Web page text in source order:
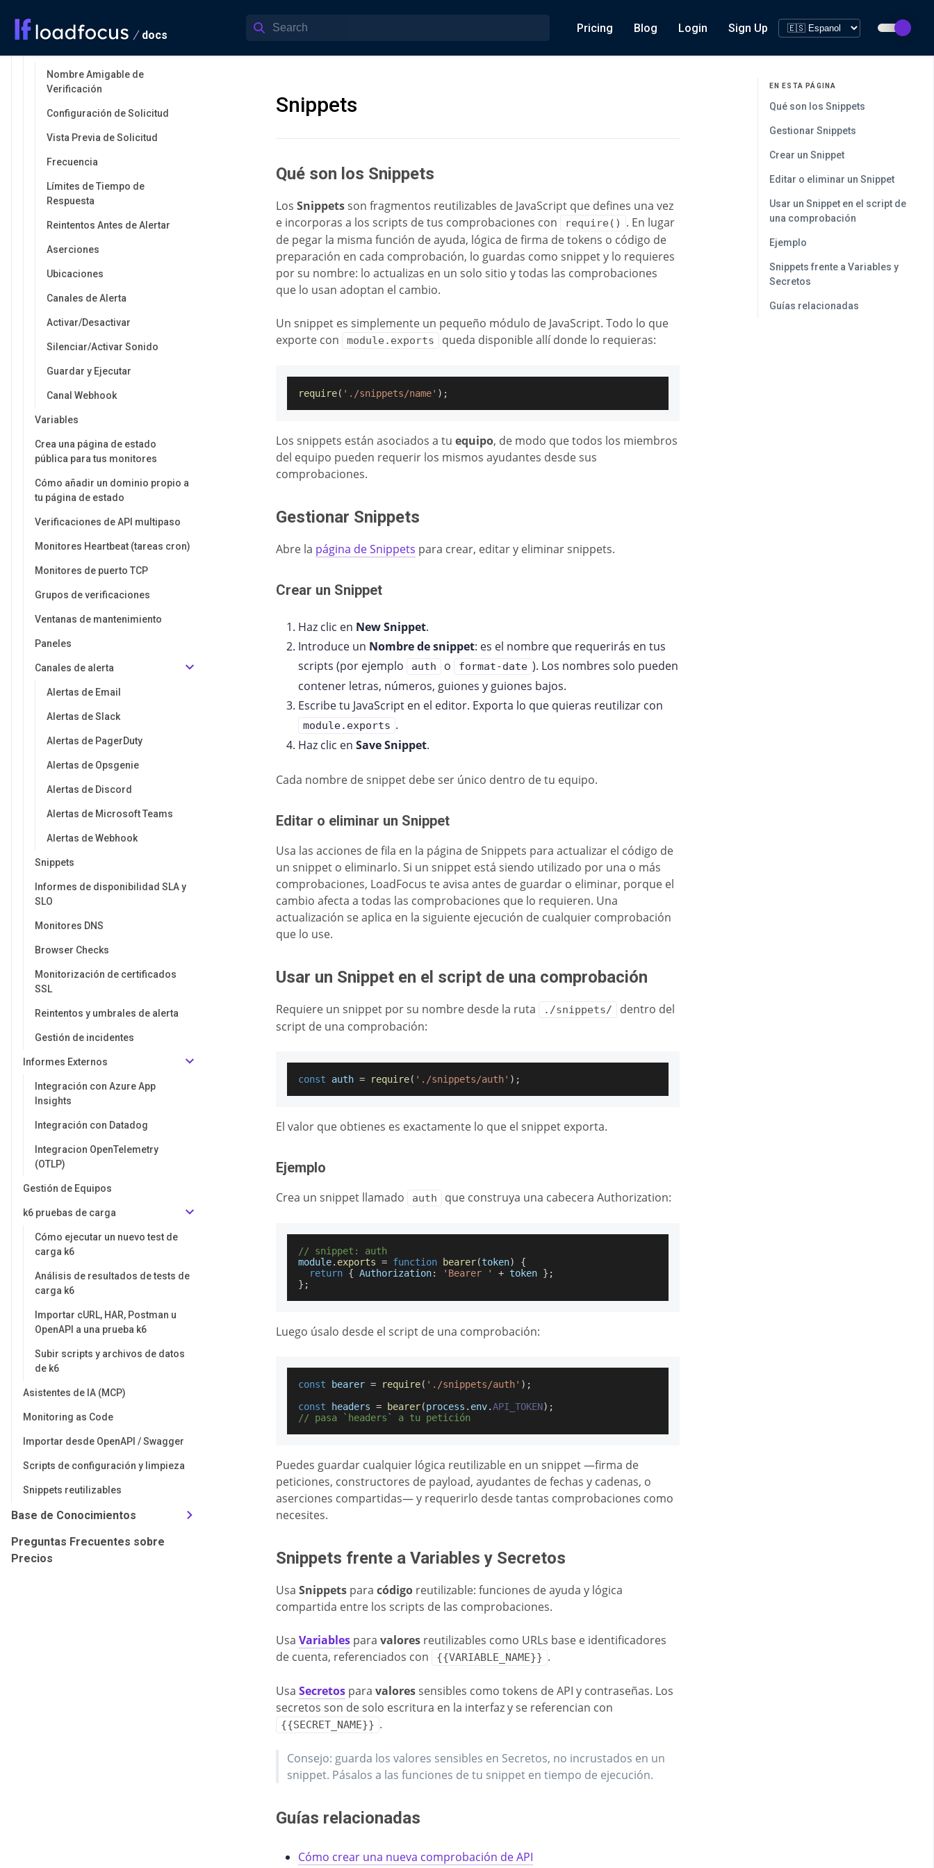
docs
Pricing Blog Login Sign Up
Cómo Crear una Nueva
Nombre Amigable de
Verificación
Configuración de Solicitud
Vista Previa de Solicitud
Frecuencia
Límites de Tiempo de
Respuesta
Reintentos Antes de Alertar
Aserciones
Ubicaciones
Canales de Alerta
Activar/Desactivar
Silenciar/Activar Sonido
Guardar y Ejecutar
Canal Webhook
Variables
Crea una página de estado
pública para tus monitores
Cómo añadir un dominio propio a
tu página de estado
Verificaciones de API multipaso
Monitores Heartbeat (tareas cron)
Monitores de puerto TCP
Grupos de verificaciones
Ventanas de mantenimiento
Paneles
Canales de alerta
Alertas de Email
Alertas de Slack
Alertas de PagerDuty
Alertas de Opsgenie
Alertas de Discord
Alertas de Microsoft Teams
Alertas de Webhook
Snippets
Informes de disponibilidad SLA y
SLO
Monitores DNS
Browser Checks
Monitorización de certificados
SSL
Reintentos y umbrales de alerta
Gestión de incidentes
Informes Externos
Integración con Azure App
Insights
Integración con Datadog
Integracion OpenTelemetry
(OTLP)
Gestión de Equipos
k6 pruebas de carga
Cómo ejecutar un nuevo test de
carga k6
Análisis de resultados de tests de
carga k6
Importar cURL, HAR, Postman u
OpenAPI a una prueba k6
Subir scripts y archivos de datos
de k6
Asistentes de IA (MCP)
Monitoring as Code
Importar desde OpenAPI / Swagger
Scripts de configuración y limpieza
Snippets reutilizables
Base de Conocimientos
Preguntas Frecuentes sobre
Precios
Snippets
Qué son los Snippets
LosSnippetsson fragmentos reutilizables de JavaScript que defines una vez
e incorporas a los scripts de tus comprobaciones con
require()
. En lugar
de pegar la misma función de ayuda, lógica de firma de tokens o código de
preparación en cada comprobación, lo guardas como snippet y lo requieres
por su nombre: lo actualizas en un solo sitio y todas las comprobaciones
que lo usan adoptan el cambio.
Un snippet es simplemente un pequeño módulo de JavaScript. Todo lo que
exporte con
module.exports queda disponible allí donde lo requieras:
require( './snippets/name' ) ;
Los snippets están asociados a tuequipo, de modo que todos los miembros
del equipo pueden requerir los mismos ayudantes desde sus
comprobaciones.
Gestionar Snippets
Abre la página de Snippets para crear, editar y eliminar snippets.
Crear un Snippet
Haz clic en New Snippet.
Introduce un Nombre de snippet: es el nombre que requerirás en tus
scripts (por ejemplo
auth o format-date ). Los nombres solo pueden
contener letras, números, guiones y guiones bajos.
Escribe tu JavaScript en el editor. Exporta lo que quieras reutilizar con
module.exports .
Haz clic enSave Snippet.
Cada nombre de snippet debe ser único dentro de tu equipo.
Editar o eliminar un Snippet
Usa las acciones de fila en la página de Snippets para actualizar el código de
un snippet o eliminarlo. Si un snippet está siendo utilizado por una o más
comprobaciones, LoadFocus te avisa antes de guardar o eliminar, porque el
cambio afecta a todas las comprobaciones que lo requieren. Una
actualización se aplica en la siguiente ejecución de cualquier comprobación
que lo use.
Usar un Snippet en el script de una comprobación
Requiere un snippet por su nombre desde la ruta ./snippets/
dentro del
script de una comprobación:
const auth = require( './snippets/auth' ) ;
El valor que obtienes es exactamente lo que el snippet exporta.
Ejemplo
Crea un snippet llamado auth que construya una cabecera Authorization:
// snippet: auth
module. exports = function bearer(token)
{
return { Authorization: 'Bearer ' + token } ;
} ;
Luego úsalo desde el script de una comprobación:
const bearer = require( './snippets/auth' ) ;
const headers = bearer(process . env.API_TOKEN) ;
// pasa `headers` a tu petición
Puedes guardar cualquier lógica reutilizable en un snippet —firma de
peticiones, constructores de payload, ayudantes de fechas y cadenas, o
aserciones compartidas— y requerirlo desde tantas comprobaciones como
necesites.
Snippets frente a Variables y Secretos
UsaSnippets paracódigo reutilizable: funciones de ayuda y lógica
compartida entre los scripts de las comprobaciones.
UsaVariables paravalores reutilizables como URLs base e identificadores
de cuenta, referenciados con
{{VARIABLE_NAME}} .
UsaSecretos paravaloressensibles como tokens de API y contraseñas. Los
secretos son de solo escritura en la interfaz y se referencian con
{{SECRET_NAME}} .
Consejo: guarda los valores sensibles en Secretos, no incrustados en un
snippet. Pásalos a las funciones de tu snippet en tiempo de ejecución.
Guías relacionadas
Cómo crear una nueva comprobación de API
EN ESTA PÁGINA
Qué son los Snippets
Gestionar Snippets
Crear un Snippet
Editar o eliminar un Snippet
Usar un Snippet en el script de
una comprobación
Ejemplo
Snippets frente a Variables y
Secretos
Guías relacionadas